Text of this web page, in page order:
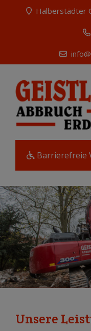
Halberstädter
Barrierefreie
Unsere